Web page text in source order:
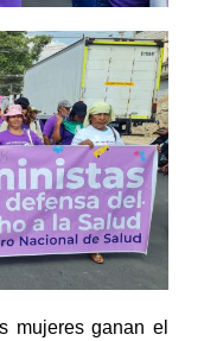
mujeres ganan el